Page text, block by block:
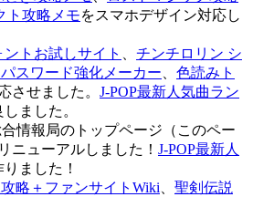
ト攻略メモをスマホデザイン対応し
トお試しサイト
チンチロリン シ
スワード強化メーカー
色読みト
させました。 J-POP最新人気曲ラン
ました。
情報局のトップページ（このペー
ニューアルしました！ J-POP最新人
りました！
略＋ファンサイトWiki
聖剣伝説